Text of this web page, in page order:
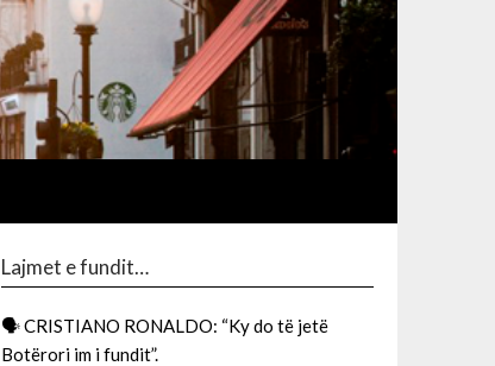
Lajmet e fundit…
🗣 CRISTIANO RONALDO: “Ky do të jetë
Botërori im i fundit”.